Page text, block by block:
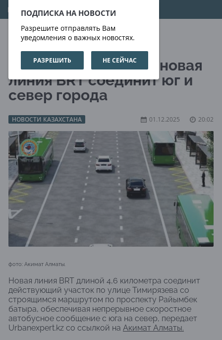
ПОДПИСКА НА НОВОСТИ
Разрешите отправлять Вам
уведомления о важных новостях.
РАЗРЕШИТЬ НЕ СЕЙЧАС
07.08.2026 13:36:33
Алматы ускоряется: новая
линия BRT соединит юг и
север города
НОВОСТИ КАЗАХСТАНА 01.12.2025 20:02
фото: Акимат Алматы.
Новая линия BRT длиной 4,6 километра соединит
действующий участок по улице Тимирязева со
строящимся маршрутом по проспекту Райымбек
батыра, обеспечивая непрерывное скоростное
автобусное сообщение с юга на север, передает
Urbanexpert.kz со ссылкой на Акимат Алматы.